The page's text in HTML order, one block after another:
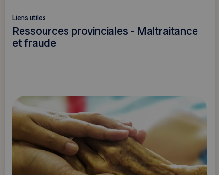
Liens utiles
Ressources provinciales - Maltraitance
et fraude